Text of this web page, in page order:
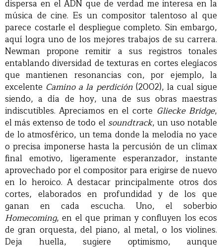
dispersa en el ADN que de verdad me interesa en la
música de cine. Es un compositor talentoso al que
parece costarle el despliegue completo. Sin embargo,
aquí logra uno de los mejores trabajos de su carrera.
Newman propone remitir a sus registros tonales
entablando diversidad de texturas en cortes elegíacos
que mantienen resonancias con, por ejemplo, la
excelente Camino a la perdición(2002), la cual sigue
siendo, a día de hoy, una de sus obras maestras
indiscutibles. Apreciamos en el corte Gliecke Bridge,
el más extenso de todo el soundtrack, un uso notable
de lo atmosférico, un tema donde la melodía no yace
o precisa imponerse hasta la percusión de un clímax
final emotivo, ligeramente esperanzador, instante
aprovechado por el compositor para erigirse de nuevo
en lo heroico. A destacar principalmente otros dos
cortes, elaborados en profundidad y de los que
ganan en cada escucha. Uno, el soberbio
Homecoming, en el que priman y confluyen los ecos
de gran orquesta, del piano, al metal, o los violines.
Deja huella, sugiere optimismo, aunque